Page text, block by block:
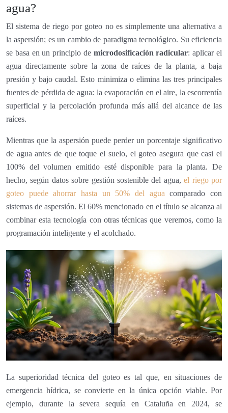
agua?
El sistema de riego por goteo no es simplemente una alternativa a
la aspersión; es un cambio de paradigma tecnológico. Su eficiencia
se basa en un principio de microdosificación radicular: aplicar el
agua directamente sobre la zona de raíces de la planta, a baja
presión y bajo caudal. Esto minimiza o elimina las tres principales
fuentes de pérdida de agua: la evaporación en el aire, la escorrentía
superficial y la percolación profunda más allá del alcance de las
raíces.
Mientras que la aspersión puede perder un porcentaje significativo
de agua antes de que toque el suelo, el goteo asegura que casi el
100% del volumen emitido esté disponible para la planta. De
hecho, según datos sobre gestión sostenible del agua,el riego por
goteo puede ahorrar hasta un 50% del agua comparado con
sistemas de aspersión. El 60% mencionado en el título se alcanza al
combinar esta tecnología con otras técnicas que veremos, como la
programación inteligente y el acolchado.
La superioridad técnica del goteo es tal que, en situaciones de
emergencia hídrica, se convierte en la única opción viable. Por
ejemplo, durante la severa sequía en Cataluña en 2024, se